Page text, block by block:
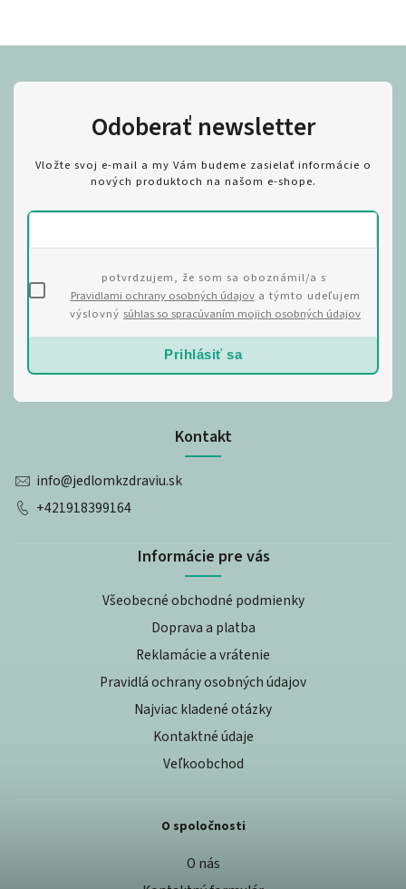
Kontakt
info@jedlomkzdraviu.sk
+421918399164
Informácie pre vás
Všeobecné obchodné podmienky
Doprava a platba
Reklamácie a vrátenie
Pravidlá ochrany osobných údajov
Najviac kladené otázky
Kontaktné údaje
Veľkoobchod
O spoločnosti
O nás
Odoberať newsletter
Vložte svoj e-mail a my Vám budeme zasielať informácie o
nových produktoch na našom e-shope.
potvrdzujem, že som sa oboznámil/a s
Pravidlami ochrany osobných údajova týmto udeľujem
výslovný súhlas so spracúvaním mojich osobných údajov
Prihlásiť sa